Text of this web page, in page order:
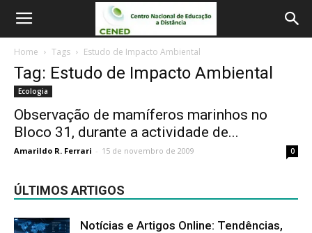
Home Tags Estudo de Impacto Ambiental
Tag: Estudo de Impacto Ambiental
Ecologia
Observação de mamíferos marinhos no
Bloco 31, durante a actividade de...
Amarildo R. Ferrari - 15 de novembro de 2009 0
ÚLTIMOS ARTIGOS
Notícias e Artigos Online: Tendências,